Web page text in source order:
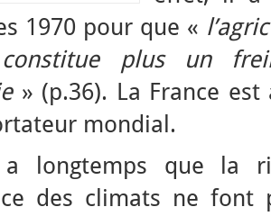
1970 pour que «
plus un
» (p.36). La France est
mondial.
longtemps que la
des climats ne font